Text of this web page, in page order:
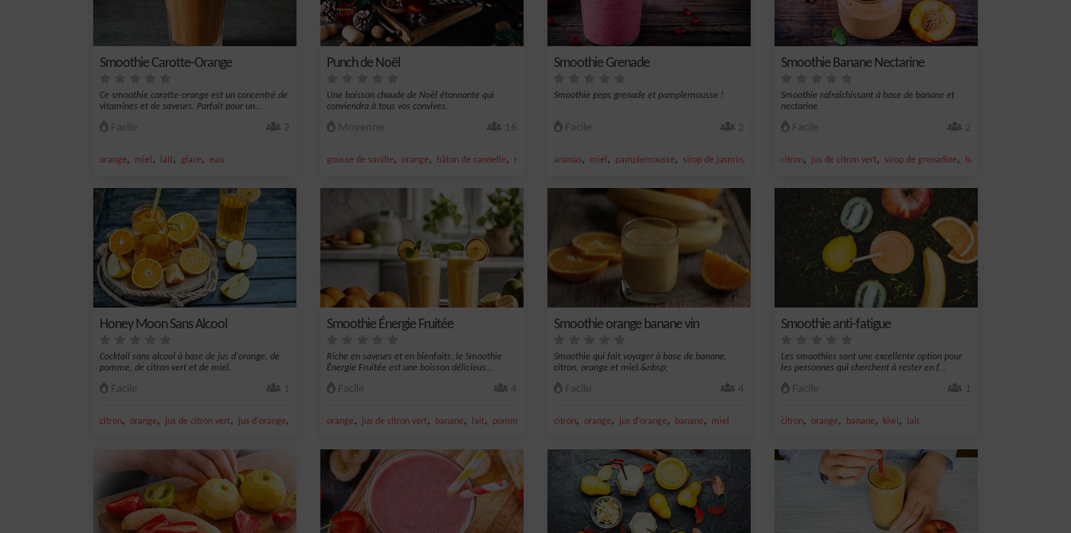
Smoothie Carotte-Orange
Ce smoothie carotte-orange est un concentré de
vitamines et de saveurs. Parfait pour un...
Facile 2
orange, miel , lait, glace, eau
Punch de Noël
Une boisson chaude de Noël étonnante qui
conviendra à tous vos convives.
Moyenne 16
gousse de vanille, orange, bâton de cannelle, miel vin rouge
Smoothie Grenade
Smoothie peps grenade et pamplemousse !
Facile 2
ananas, miel , pamplemousse, sirop de jasmin,
Smoothie Banane Nectarine
Smoothie rafraîchissant à base de banane et
nectarine.
Facile 2
citron, jus de citron vert, sirop de grenadine, banane
Honey Moon Sans Alcool
Cocktail sans alcool à base de jus d'orange, de
pomme, de citron vert et de miel.
Facile 1
citron, orange, jus de citron vert, jus d'orange,
Smoothie Énergie Fruitée
Riche en saveurs et en bienfaits, le Smoothie
Énergie Fruitée est une boisson délicieus...
Facile 4
orange, jus de citron vert, banane, lait, pomme
Smoothie orange banane vin
Smoothie qui fait voyager à base de banane,
citron, orange et miel.&nbsp;
Facile 4
citron, orange, jus d'orange, banane, miel
Smoothie anti-fatigue
Les smoothies sont une excellente option pour
les personnes qui cherchent à rester en f...
Facile 1
citron, orange, banane, kiwi, lait